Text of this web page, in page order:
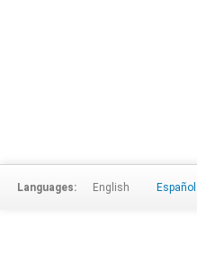
Languages: English Español